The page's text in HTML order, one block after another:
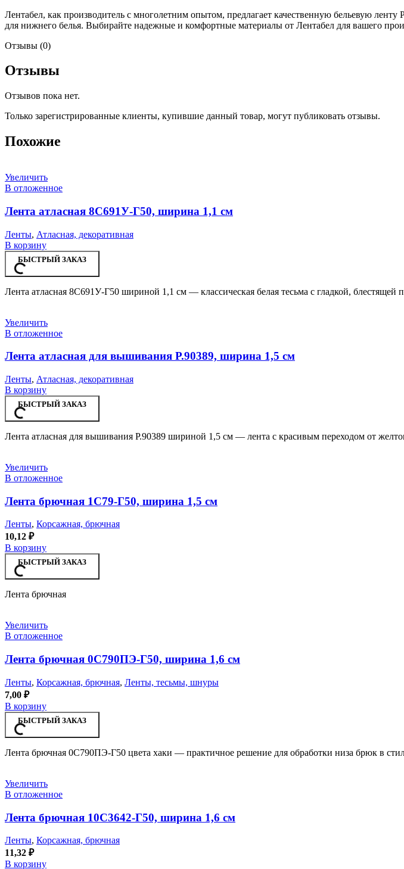
Лентабел, как производитель с многолетним опытом, предлагает качественную бельевую
для нижнего белья. Выбирайте надежные и комфортные материалы от Лентабел для вашего
Отзывы (0)
Отзывы
Отзывов пока нет.
Только зарегистрированные клиенты, купившие данный товар, могут публиковать отзывы.
Похожие
Увеличить
В отложенное
Лента атласная 8С691У-Г50, ширина 1,1 см
Ленты, Атласная, декоративная
В корзину
БЫСТРЫЙ ЗАКАЗ
Лента атласная 8С691У-Г50 шириной 1,1 см — классическая белая тесьма с гладкой,
Увеличить
В отложенное
Лента атласная для вышивания Р.90389, ширина 1,5 см
Ленты, Атласная, декоративная
В корзину
БЫСТРЫЙ ЗАКАЗ
Лента атласная для вышивания Р.90389 шириной 1,5 см — лента с красивым переходом от
Увеличить
В отложенное
Лента брючная 1С79-Г50, ширина 1,5 см
Ленты, Корсажная, брючная
10,12 ₽
В корзину
БЫСТРЫЙ ЗАКАЗ
Лента брючная
Увеличить
В отложенное
Лента брючная 0С790ПЭ-Г50, ширина 1,6 см
Ленты, Корсажная, брючная, Ленты, тесьмы, шнуры
7,00 ₽
В корзину
БЫСТРЫЙ ЗАКАЗ
Лента брючная 0С790ПЭ-Г50 цвета хаки — практичное решение для обработки низа брюк в
Увеличить
В отложенное
Лента брючная 10С3642-Г50, ширина 1,6 см
Ленты, Корсажная, брючная
11,32 ₽
В корзину